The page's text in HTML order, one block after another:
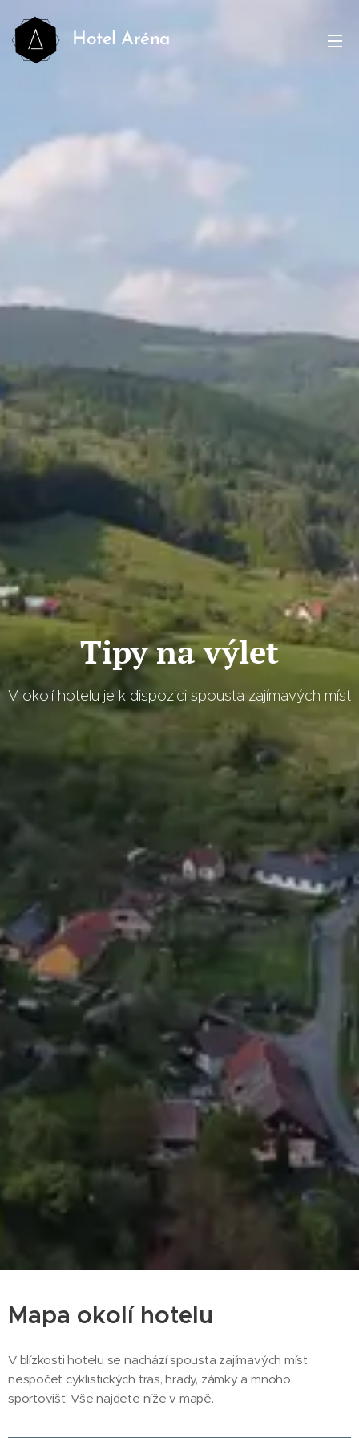
Hotel Aréna
Tipy na výlet
V okolí hotelu je k dispozici spousta zajímavých míst
Mapa okolí hotelu
V blízkosti hotelu se nachází spousta zajímavých míst,
nespočet cyklistických tras, hrady, zámky a mnoho
sportovišť. Vše najdete níže v mapě.